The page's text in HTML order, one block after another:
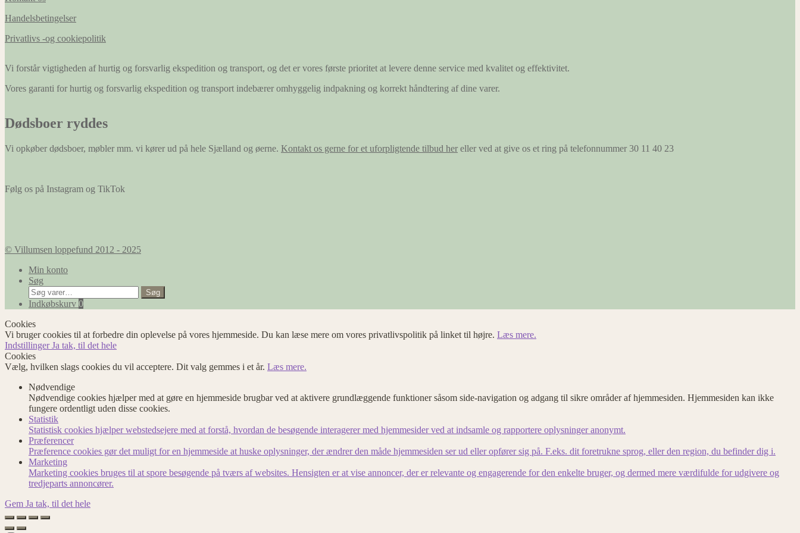
Handelsbetingelser
Privatlivs -og cookiepolitik
Vi forstår vigtigheden af hurtig og forsvarlig ekspedition og transport, og det er vores første prioritet at levere denne service med kvalitet og effektivitet.
Vores garanti for hurtig og forsvarlig ekspedition og transport indebærer omhyggelig indpakning og korrekt håndtering af dine varer.
Dødsboer ryddes
Vi opkøber dødsboer, møbler mm. vi kører ud på hele Sjælland og øerne. Kontakt os gerne for et uforpligtende tilbud her eller ved at give os et ring på telefonnummer 30 11 40 23
Følg os på Instagram og TikTok
© Villumsen loppefund 2012 - 2025
Min konto
Søg
Søg
efter:
Søg
Indkøbskurv 0
Cookies
Vi bruger cookies til at forbedre din oplevelse på vores hjemmeside. Du kan læse mere om vores privatlivspolitik på linket til højre. Læs mere.
IndstillingerJa tak, til det hele
Cookies
Vælg, hvilken slags cookies du vil acceptere. Dit valg gemmes i et år. Læs mere.
Nødvendige
Nødvendige cookies hjælper med at gøre en hjemmeside brugbar ved at aktivere grundlæggende funktioner såsom side-navigation og adgang til sikre områder af hjemmesiden. Hjemmesiden kan ikke
fungere ordentligt uden disse cookies.
Statistik
Statistisk cookies hjælper webstedsejere med at forstå, hvordan de besøgende interagerer med hjemmesider ved at indsamle og rapportere oplysninger anonymt.
Præferencer
Præference cookies gør det muligt for en hjemmeside at huske oplysninger, der ændrer den måde hjemmesiden ser ud eller opfører sig på. F.eks. dit foretrukne sprog, eller den region, du befinder dig i.
Marketing
Marketing cookies bruges til at spore besøgende på tværs af websites. Hensigten er at vise annoncer, der er relevante og engagerende for den enkelte bruger, og dermed mere værdifulde for udgivere og
tredjeparts annoncører.
Gem Ja tak, til det hele